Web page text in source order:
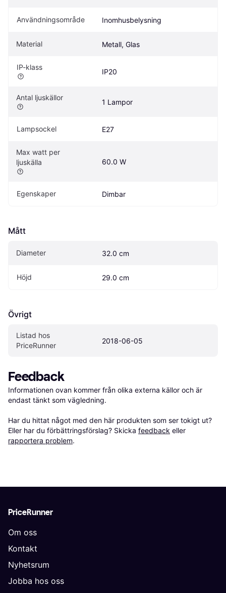
Användningsområde Inomhusbelysning
Material Metall, Glas
IP-klass
IP20
Antal ljuskällor
1 Lampor
Lampsockel E27
Max watt per
ljuskälla
60.0 W
Egenskaper Dimbar
Mått
Diameter 32.0 cm
Höjd 29.0 cm
Övrigt
Listad hos
PriceRunner
2018-06-05
Feedback
Informationen ovan kommer från olika externa källor och är
endast tänkt som vägledning.
Har du hittat något med den här produkten som ser tokigt ut?
Eller har du förbättringsförslag? Skicka feedback eller
rapportera problem.
PriceRunner
Om oss
Kontakt
Nyhetsrum
Jobba hos oss